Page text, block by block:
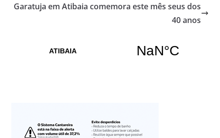
Garatuja em Atibaia comemora este mês seus dos
40 anos